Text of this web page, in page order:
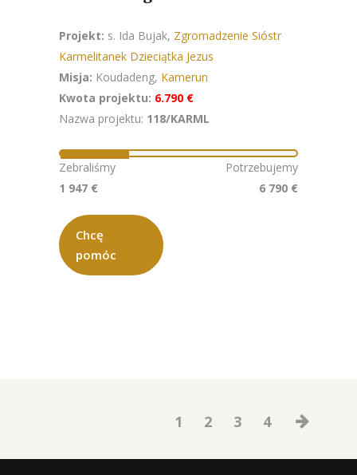
Projekt: s. Ida Bujak, Zgromadzenie Sióstr
Karmelitanek Dzieciątka Jezus
Misja: Koudadeng, Kamerun
Kwota projektu: 6.790 €
Nazwa projektu: 118/KARML
Chcę
pomóc
Zebraliśmy
1 947 €
Potrzebujemy
6 790 €
1 2 3 4